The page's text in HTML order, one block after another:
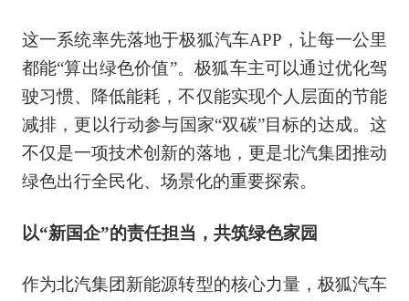
这一系统率先落地于极狐汽车APP，让每一公里
都能“算出绿色价值”。极狐车主可以通过优化驾
驶习惯、降低能耗，不仅能实现个人层面的节能
减排，更以行动参与国家“双碳”目标的达成。这
不仅是一项技术创新的落地，更是北汽集团推动
绿色出行全民化、场景化的重要探索。
以“新国企”的责任担当，共筑绿色家园
作为北汽集团新能源转型的核心力量，极狐汽车